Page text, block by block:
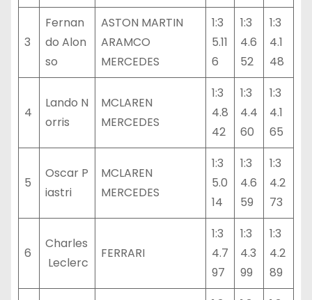
3
Fernan
do Alon
so
ASTON MARTIN
ARAMCO
MERCEDES
1:3
5.11
6
1:3
4.6
52
1:3
4.1
48
4
Lando N
orris
MCLAREN
MERCEDES
1:3
4.8
42
1:3
4.4
60
1:3
4.1
65
5
Oscar P
iastri
MCLAREN
MERCEDES
1:3
5.0
14
1:3
4.6
59
1:3
4.2
73
6
Charles
Leclerc
FERRARI
1:3
4.7
97
1:3
4.3
99
1:3
4.2
89